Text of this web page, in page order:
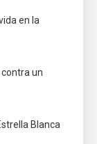
en la
un
Blanca